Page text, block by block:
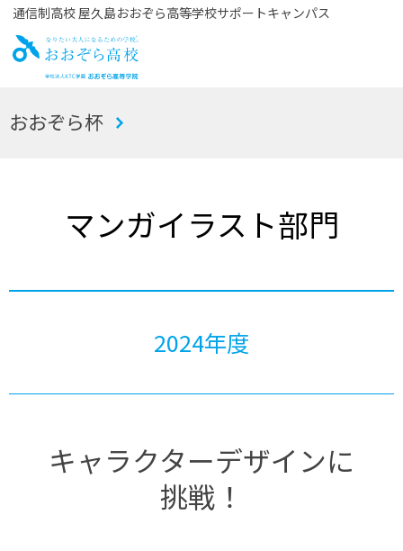
通信制高校 屋久島おおぞら高等学校サポートキャンパス
お
おおぞら杯
マンガイラスト部門
2024年度
キャラクターデザインに
挑戦！